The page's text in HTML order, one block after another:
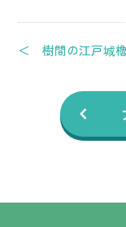
＜ 樹間の江戸城